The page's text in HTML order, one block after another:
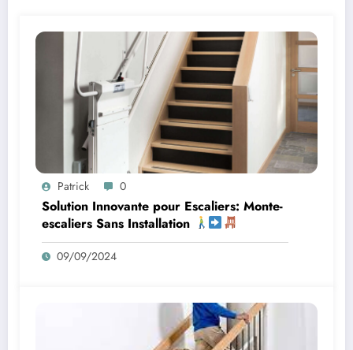
Patrick 0
Solution Innovante pour Escaliers: Monte-
escaliers Sans Installation
09/09/2024